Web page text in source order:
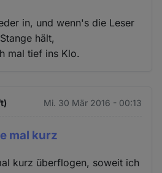
in, und wenn's die Leser
hält,
mal tief ins Klo.
Mi. 30 Mär 2016 - 00:13
mal kurz
kurz überflogen, soweit ich